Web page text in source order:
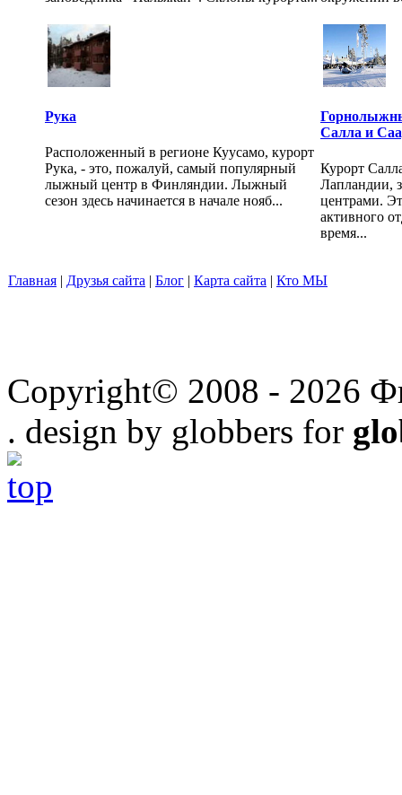
Рука
Расположенный в регионе Куусамо, курорт
Рука, - это, пожалуй, самый популярный
лыжный центр в Финляндии. Лыжный
сезон здесь начинается в начале нояб...
Салла и
Курорт
Лапландии,
центрами.
активного
время...
Главная | Друзья сайта | Блог | Карта сайта | Кто МЫ
Copyright© 2008 - 2026
. design by globbers for